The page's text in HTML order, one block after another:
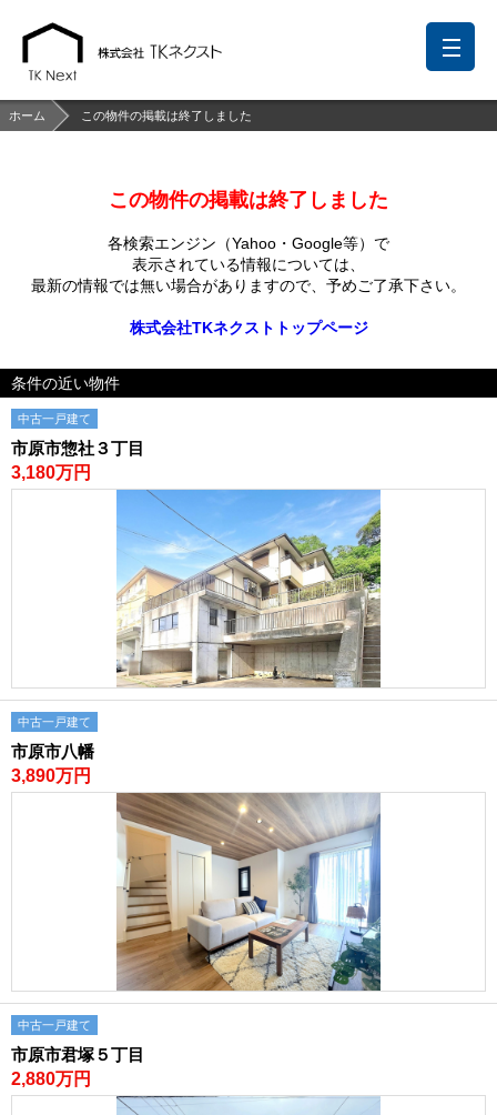
ホーム この物件の掲載は終了しました
この物件の掲載は終了しました
各検索エンジン（Yahoo・Google等）で
表示されている情報については、
最新の情報では無い場合がありますので、 予めご了承下さい。
株式会社TKネクストトップページ
条件の近い物件
中古一戸建て
市原市惣社３丁目
3,180万円
中古一戸建て
市原市八幡
3,890万円
中古一戸建て
市原市君塚５丁目
2,880万円
前回の履歴 検討リスト 保存した検索条件
中国語での対応も可能です
お問い合わせ
営業メールは固くお断りします
お知らせ
千葉本店
神奈川支店
沖縄支店
松戸支店 成田支店 木更津支店
沖縄支店
スタッフ紹介
千葉本店 松戸支店 成田支店 木更津支店
東京支店
神奈川支店
売却査定
サイトマップ
プライバシーポリシー
エリアから探す
路線から探す
中古一戸建
エリアから探す
路線から探す